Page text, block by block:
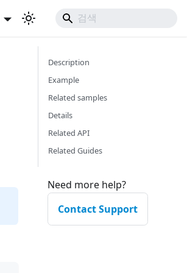
Description
Example
Related samples
Details
Related API
Related Guides
Need more help?
Contact Support